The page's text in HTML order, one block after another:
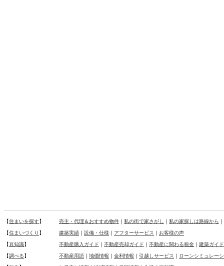
【住まいを探す】 売主・代理＆おすすめ物件 ｜ 私の街で家さがし ｜ 私の家探しは路線から
【住まいづくり 】 建築実績 ｜ 設備・仕様 ｜ アフターサービス ｜ お客様の声
【豆知識】 不動産購入ガイド ｜ 不動産売却ガイド ｜ 不動産に関わる税金 ｜ 建築ガイド
【調べる】 不動産用語 ｜ 地価情報 ｜ 金利情報 ｜ 引越しサービス ｜ ローンシミュレー